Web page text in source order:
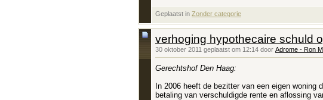
Geplaatst in Zonder categorie
verhoging hypothecaire schuld
30 oktober 2011 geplaatst om 12:14 door Adrome - Ron
Gerechtshof Den Haag:
In 2006 heeft de bezitter van een eigen woning
betaling van verschuldigde rente en aflossing